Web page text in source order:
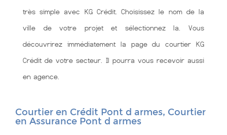
très simple avec KG Crédit. Choisissez le nom de la
ville de votre projet et sélectionnez la. Vous
découvrirez immédiatement la page du courtier KG
Crédit de votre secteur. Il pourra vous recevoir aussi
en agence.
Courtier en Crédit Pont d armes, Courtier
en Assurance Pont d armes